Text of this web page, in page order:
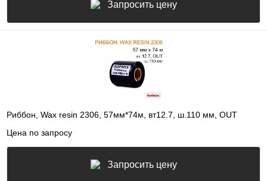
Запросить цену
Риббон, Wax resin 2306, 57мм*74м, вт12.7, ш.110 мм, OUT
Цена по запросу
Запросить цену